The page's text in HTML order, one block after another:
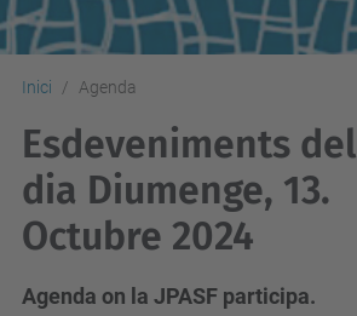
Inici Agenda
Esdeveniments del
dia Diumenge, 13.
Octubre 2024
Agenda on la JPASF participa.